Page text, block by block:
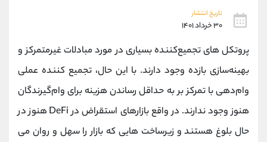
تاریخ انتشار
۳۰ خرداد ۱۴۰۱
پروتکل های تجمیع‌کننده‌ بسیاری در مورد مبادلات غیرمتمرکز و
بهینه‌سازی بازده وجود دارند. با این حال، تجمیع کننده عملی
وام‌دهی با تمرکز بر به حداقل رساندن هزینه برای وام‌گیرندگان
هنوز وجود ندارند. در واقع بازارهای استقراض در DeFi هنوز در
حال بلوغ هستند و زیرساخت هایی که بازار را سهل و روان می
اطلاعات تماس (دفتر فروش)
تلفن 021-22021030
بدون پیش شماره 90001030
اینستاگرام @alireza.mehrabii
@alirezamehrabi_com